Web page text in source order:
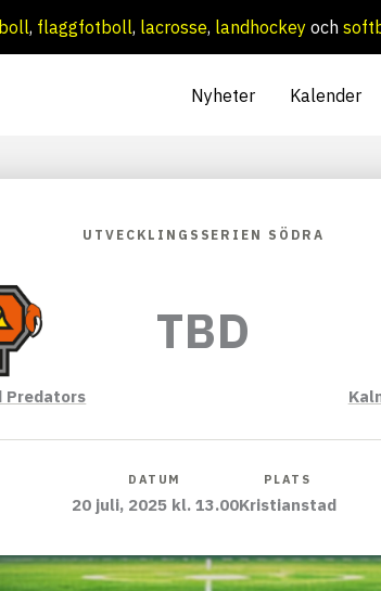
, flaggfotboll, lacrosse, landhockey och
Nyheter Kalender
UTVECKLINGSSERIEN SÖDRA
Predators
TBD
DATUM
20 juli, 2025 kl. 13.00
PLATS
Kristianstad